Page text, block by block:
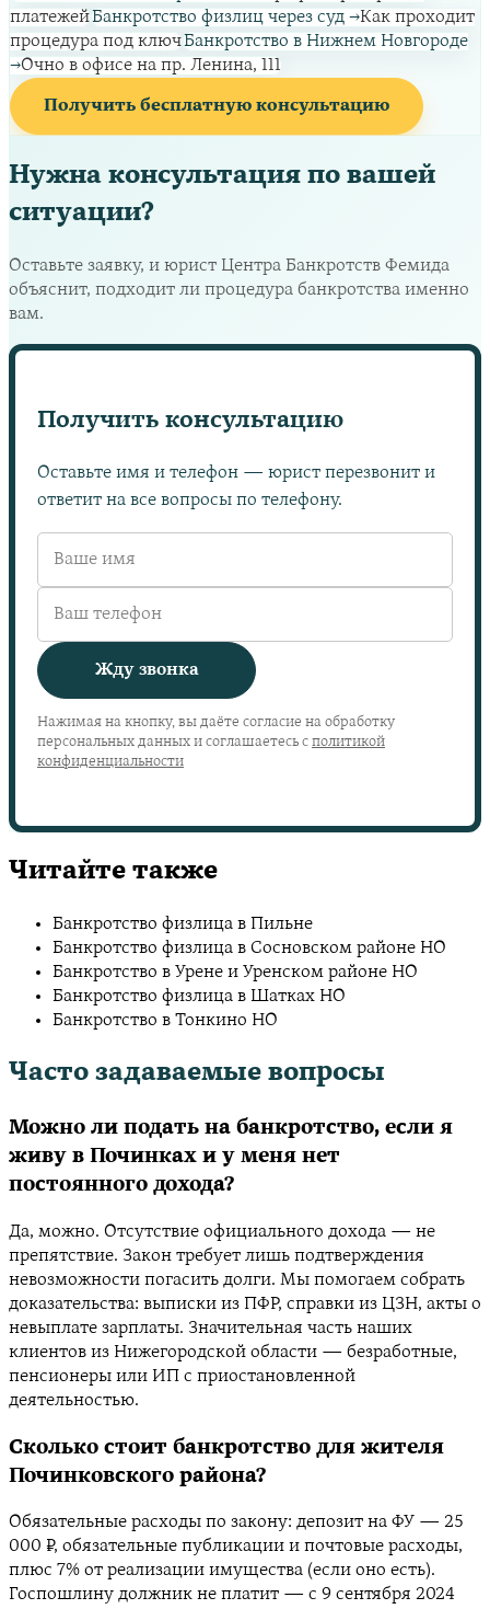
платежейБанкротство физлиц через суд →Как проходит
процедура под ключБанкротство в Нижнем Новгороде
→Очно в офисе на пр. Ленина, 111
Получить бесплатную консультацию
Нужна консультация по вашей
ситуации?
Оставьте заявку, и юрист Центра Банкротств Фемида
объяснит, подходит ли процедура банкротства именно
вам.
Получить консультацию
Оставьте имя и телефон — юрист перезвонит и
ответит на все вопросы по телефону.
Жду звонка
Нажимая на кнопку, вы даёте согласие на обработку
персональных данных и соглашаетесь с политикой
конфиденциальности
Читайте также
Банкротство физлица в Пильне
Банкротство физлица в Сосновском районе НО
Банкротство в Урене и Уренском районе НО
Банкротство физлица в Шатках НО
Банкротство в Тонкино НО
Часто задаваемые вопросы
Можно ли подать на банкротство, если я
живу в Починках и у меня нет
постоянного дохода?
Да, можно. Отсутствие официального дохода — не
препятствие. Закон требует лишь подтверждения
невозможности погасить долги. Мы помогаем собрать
доказательства: выписки из ПФР, справки из ЦЗН, акты о
невыплате зарплаты. Значительная часть наших
клиентов из Нижегородской области — безработные,
пенсионеры или ИП с приостановленной
деятельностью.
Сколько стоит банкротство для жителя
Починковского района?
Обязательные расходы по закону: депозит на ФУ — 25
000 ₽, обязательные публикации и почтовые расходы,
плюс 7% от реализации имущества (если оно есть).
Госпошлину должник не платит — с 9 сентября 2024